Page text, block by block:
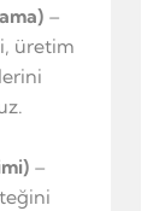
–
üretim
–